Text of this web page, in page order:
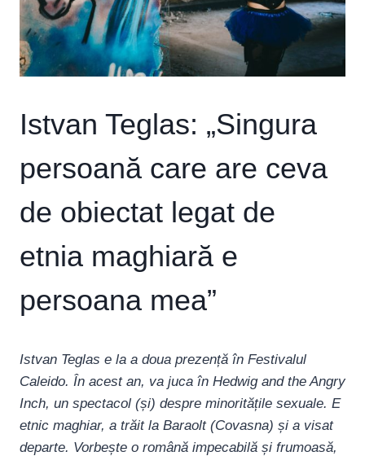
Istvan Teglas: „Singura
persoană care are ceva
de obiectat legat de
etnia maghiară e
persoana mea”
Istvan Teglas e la a doua prezență în Festivalul
Caleido. În acest an, va juca în Hedwig and the Angry
Inch, un spectacol (și) despre minoritățile sexuale. E
etnic maghiar, a trăit la Baraolt (Covasna) și a visat
departe. Vorbește o română impecabilă și frumoasă,